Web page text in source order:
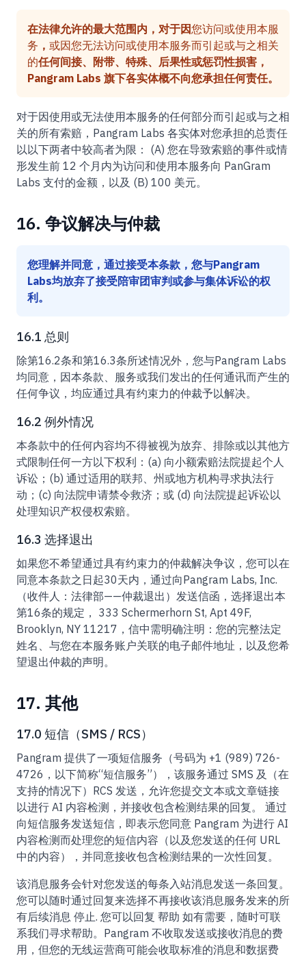
在法律允许的最大范围内，对于因您访问或使用本服
务 ， 或因您无法访问或使用本服务而引起或与之相关
的任何间接、附带、特殊、后果性或惩罚性损害，
Pangram Labs 旗下各实体概不向您承担任何责任。
对于因使用或无法使用本服务的任何部分而引起或与之相
关的所有索赔，Pangram Labs 各实体对您承担的总责任
以以下两者中较高者为限： (A) 您在导致索赔的事件或情
形发生前 12 个月内为访问和使用本服务向 PanGram
Labs 支付的金额，以及 (B) 100 美元。
16. 争议解决与仲裁
您理解并同意，通过接受本条款，您与Pangram
Labs均放弃了接受陪审团审判或参与集体诉讼的权
利。
16.1 总则
除第16.2条和第16.3条所述情况外，您与Pangram Labs
均同意，因本条款、服务或我们发出的任何通讯而产生的
任何争议，均应通过具有约束力的仲裁予以解决。
16.2 例外情况
本条款中的任何内容均不得被视为放弃、排除或以其他方
式限制任何一方以下权利：(a) 向小额索赔法院提起个人
诉讼；(b) 通过适用的联邦、州或地方机构寻求执法行
动；(c) 向法院申请禁令救济；或 (d) 向法院提起诉讼以
处理知识产权侵权索赔。
16.3 选择退出
如果您不希望通过具有约束力的仲裁解决争议，您可以在
同意本条款之日起30天内，通过向Pangram Labs, Inc.
（收件人：法律部——仲裁退出）发送信函，选择退出本
第16条的规定， 333 Schermerhorn St, Apt 49F,
Brooklyn, NY 11217，信中需明确注明：您的完整法定
姓名、与您在本服务账户关联的电子邮件地址，以及您希
望退出仲裁的声明。
17. 其他
17.0 短信（SMS / RCS）
Pangram 提供了一项短信服务（号码为 +1 (989) 726-
4726，以下简称“短信服务”），该服务通过 SMS 及（在
支持的情况下）RCS 发送，允许您提交文本或文章链接
以进行 AI 内容检测，并接收包含检测结果的回复。 通过
向短信服务发送短信，即表示您同意 Pangram 为进行 AI
内容检测而处理您的短信内容（以及您发送的任何 URL
中的内容），并同意接收包含检测结果的一次性回复。
该消息服务会针对您发送的每条入站消息发送一条回复。
您可以随时通过回复来选择不再接收该消息服务发来的所
有后续消息 停止. 您可以回复 帮助 如有需要，随时可联
系我们寻求帮助。Pangram 不收取发送或接收消息的费
用，但您的无线运营商可能会收取标准的消息和数据费